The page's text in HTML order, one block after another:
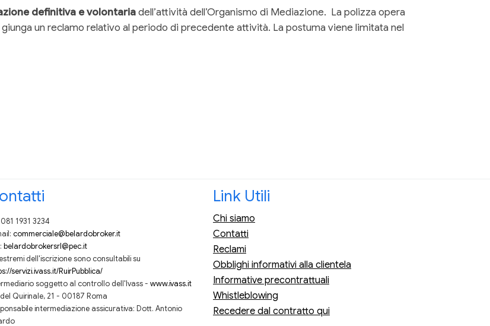
definitiva e volontariadell’attività dell’Organismo di Mediazione. La polizza opera
un reclamo relativo al periodo di precedente attività. La postuma viene limitata nel
1931 3234
commerciale@belardobroker.it
belardobrokersrl@pec.it
dell'iscrizione sono consultabili su
servizi.ivass.it/RuirPubblica/
soggetto al controllo dell'Ivass - www.ivass.it
Quirinale, 21 - 00187 Roma
intermediazione assicurativa: Dott. Antonio
Link Utili
Chi siamo
Contatti
Reclami
Obblighi informativi alla clientela
Informative precontrattuali
Whistleblowing
Recedere dal contratto qui